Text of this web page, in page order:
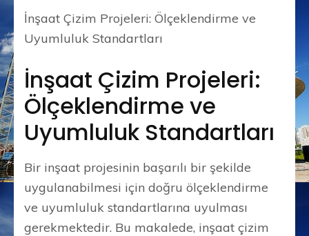
İnşaat Çizim Projeleri: Ölçeklendirme ve
Uyumluluk Standartları
İnşaat Çizim Projeleri:
Ölçeklendirme ve
Uyumluluk Standartları
Bir inşaat projesinin başarılı bir şekilde
uygulanabilmesi için doğru ölçeklendirme
ve uyumluluk standartlarına uyulması
gerekmektedir. Bu makalede, inşaat çizim